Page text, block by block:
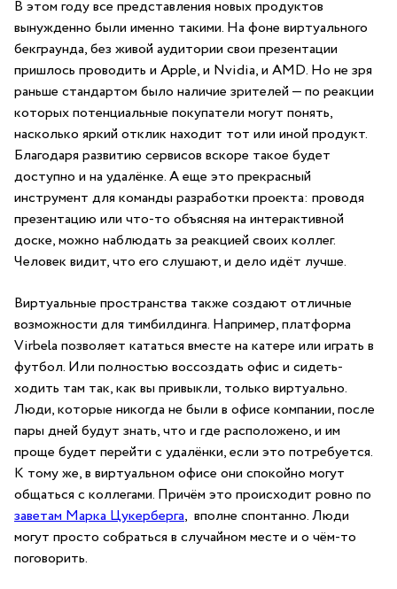
В этом году все представления новых продуктов
вынужденно были именно такими. На фоне виртуального
бекграунда, без живой аудитории свои презентации
пришлось проводить и Apple, и Nvidia, и AMD. Но не зря
раньше стандартом было наличие зрителей — по реакции
которых потенциальные покупатели могут понять,
насколько яркий отклик находит тот или иной продукт.
Благодаря развитию сервисов вскоре такое будет
доступно и на удалёнке. А еще это прекрасный
инструмент для команды разработки проекта: проводя
презентацию или что-то объясняя на интерактивной
доске, можно наблюдать за реакцией своих коллег.
Человек видит, что его слушают, и дело идёт лучше.
Виртуальные пространства также создают отличные
возможности для тимбилдинга. Например, платформа
Virbela позволяет кататься вместе на катере или играть в
футбол. Или полностью воссоздать офис и сидеть-
ходить там так, как вы привыкли, только виртуально.
Люди, которые никогда не были в офисе компании, после
пары дней будут знать, что и где расположено, и им
проще будет перейти с удалёнки, если это потребуется.
К тому же, в виртуальном офисе они спокойно могут
общаться с коллегами. Причём это происходит ровно по
заветам Марка Цукерберга, вполне спонтанно. Люди
могут просто собраться в случайном месте и о чём-то
поговорить.